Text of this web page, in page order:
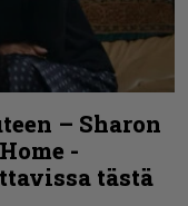
– Sharon
-
tästä